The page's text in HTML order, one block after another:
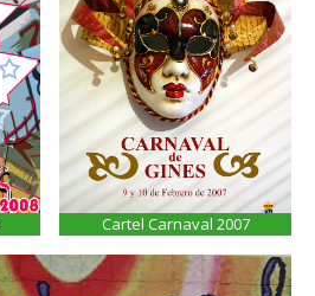
Cartel Carnaval 2007